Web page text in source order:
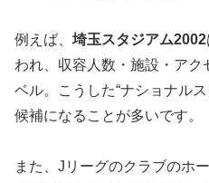
例えば、 埼玉スタジアム2002
われ、収容人数・施設・ア
ベル。こうした“ナショナル
候補になることが多いです。
また、Jリーグのクラブのホ